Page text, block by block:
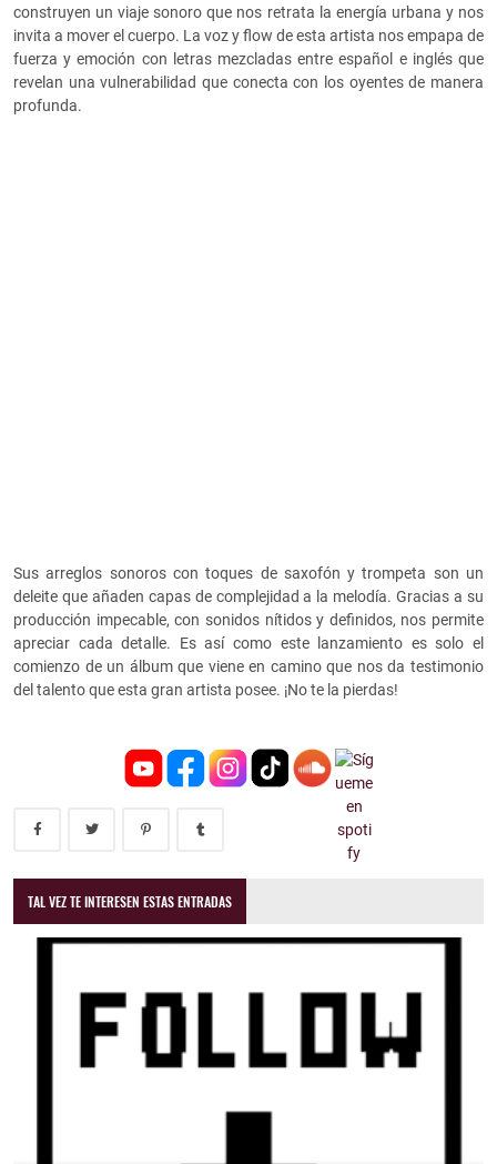
construyen un viaje sonoro que nos retrata la energía urbana y nos
invita a mover el cuerpo. La voz y flow de esta artista nos empapa de
fuerza y emoción con letras mezcladas entre español e inglés que
revelan una vulnerabilidad que conecta con los oyentes de manera
profunda.
Sus arreglos sonoros con toques de saxofón y trompeta son un
deleite que añaden capas de complejidad a la melodía. Gracias a su
producción impecable, con sonidos nítidos y definidos, nos permite
apreciar cada detalle. Es así como este lanzamiento es solo el
comienzo de un álbum que viene en camino que nos da testimonio
del talento que esta gran artista posee. ¡No te la pierdas!
TAL VEZ TE INTERESEN ESTAS ENTRADAS